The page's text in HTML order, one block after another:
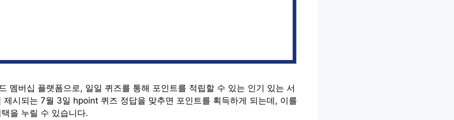
멤버십 플랫폼으로, 일일 퀴즈를 통해 포인트를 적립할 수 있는 인기 있는 서
제시되는 7월 3일 hpoint 퀴즈 정답을 맞추면 포인트를 획득하게 되는데, 이를
을 누릴 수 있습니다.